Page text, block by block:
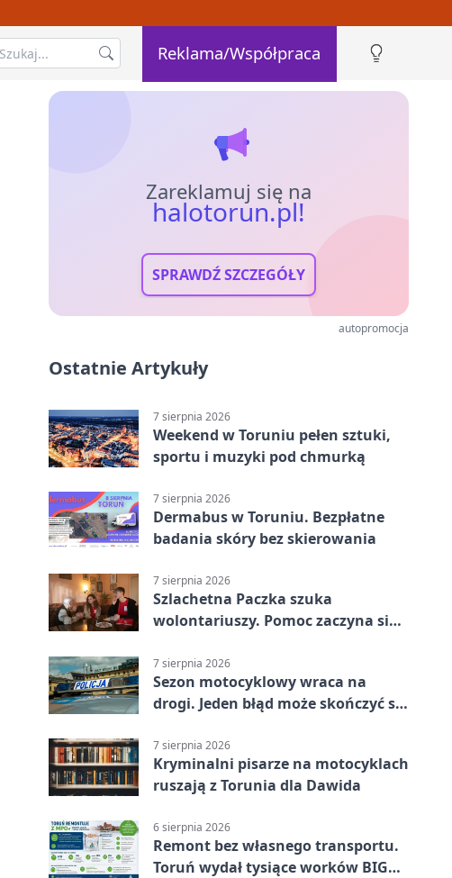
Reklama/Współpraca
Zareklamuj się na
halotorun.pl!
SPRAWDŹ SZCZEGÓŁY
autopromocja
Ostatnie Artykuły
7 sierpnia 2026
Weekend w Toruniu pełen sztuki,
sportu i muzyki pod chmurką
7 sierpnia 2026
Dermabus w Toruniu. Bezpłatne
badania skóry bez skierowania
7 sierpnia 2026
Szlachetna Paczka szuka
wolontariuszy. Pomoc zaczyna się
7 sierpnia 2026
Sezon motocyklowy wraca na
drogi. Jeden błąd może skończyć się
7 sierpnia 2026
Kryminalni pisarze na motocyklach
ruszają z Torunia dla Dawida
6 sierpnia 2026
Remont bez własnego transportu.
Toruń wydał tysiące worków BIG